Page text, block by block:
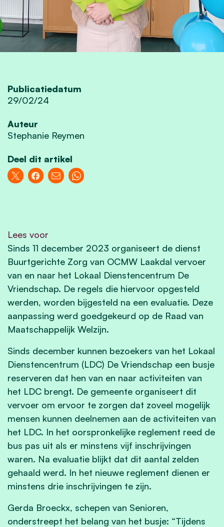
Publicatiedatum
29/02/24
Auteur
Stephanie Reymen
Deel dit artikel
Lees voor
Sinds 11 december 2023 organiseert de dienst
Buurtgerichte Zorg van OCMW Laakdal vervoer
van en naar het Lokaal Dienstencentrum De
Vriendschap. De regels die hiervoor opgesteld
werden, worden bijgesteld na een evaluatie. Deze
aanpassing werd goedgekeurd op de Raad van
Maatschappelijk Welzijn.
Sinds december kunnen bezoekers van het Lokaal
Dienstencentrum (LDC) De Vriendschap een busje
reserveren dat hen van en naar activiteiten van
het LDC brengt. De gemeente organiseert dit
vervoer om ervoor te zorgen dat zoveel mogelijk
mensen kunnen deelnemen aan de activiteiten van
het LDC. In het oorspronkelijke reglement reed de
bus pas uit als er minstens vijf inschrijvingen
waren. Na evaluatie blijkt dat dit aantal zelden
gehaald werd. In het nieuwe reglement dienen er
minstens drie inschrijvingen te zijn.
Gerda Broeckx, schepen van Senioren,
onderstreept het belang van het busje: “Tijdens